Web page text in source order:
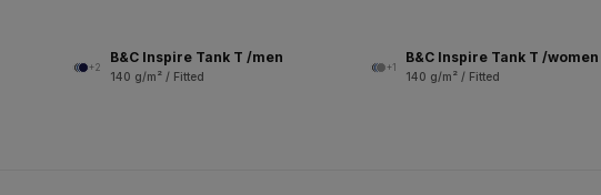
+2
B&C Inspire Tank T /men
140 g/m² / Fitted
+1
B&C Inspire Tank T /women
140 g/m² / Fitted